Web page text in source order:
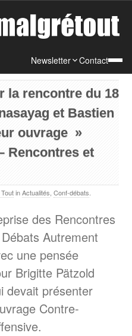
Newsletter Contact
la rencontre du 18
et Bastien
ouvrage »
Rencontres et
in Actualités Conf-débats
des Rencontres
Autrement
une pensée
Brigitte Pätzold
devait présenter
Contre-